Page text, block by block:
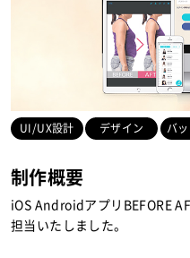
UI/UX設計 デザイン バ
制作概要
iOS AndroidアプリBEFORE
担当いたしました。